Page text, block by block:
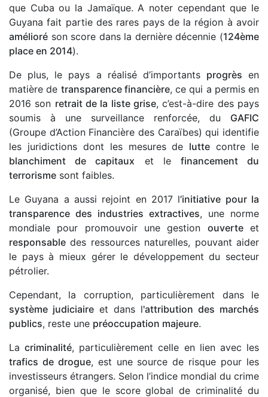
que Cuba ou la Jamaïque. A noter cependant que le
Guyana fait partie des rares pays de la région à avoir
amélioré son score dans la dernière décennie (124ème
place en 2014).
De plus, le pays a réalisé d’importants progrès en
matière de transparence financière, ce qui a permis en
2016 son retrait de la liste grise, c’est-à-dire des pays
soumis à une surveillance renforcée, du GAFIC
(Groupe d’Action Financière des Caraïbes) qui identifie
les juridictions dont les mesures de lutte contre le
blanchiment de capitaux et le financement du
terrorisme sont faibles.
Le Guyana a aussi rejoint en 2017 l’initiative pour la
transparence des industries extractives, une norme
mondiale pour promouvoir une gestion ouverteet
responsable des ressources naturelles, pouvant aider
le pays à mieux gérer le développement du secteur
pétrolier.
Cependant, la corruption, particulièrement dans le
système judiciaire et dans l'attribution des marchés
publics, reste une préoccupation majeure.
Lacriminalité, particulièrement celle en lien avec les
trafics de drogue, est une source de risque pour les
investisseurs étrangers. Selon l’indice mondial du crime
organisé, bien que le score global de criminalité du